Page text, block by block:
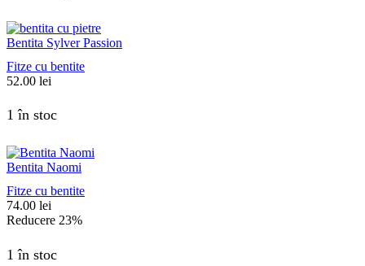
Bentita Sylver Passion
Fitze cu bentite
52.00 lei
1 în stoc
Bentita Naomi
Fitze cu bentite
74.00 lei
Reducere 23%
1 în stoc